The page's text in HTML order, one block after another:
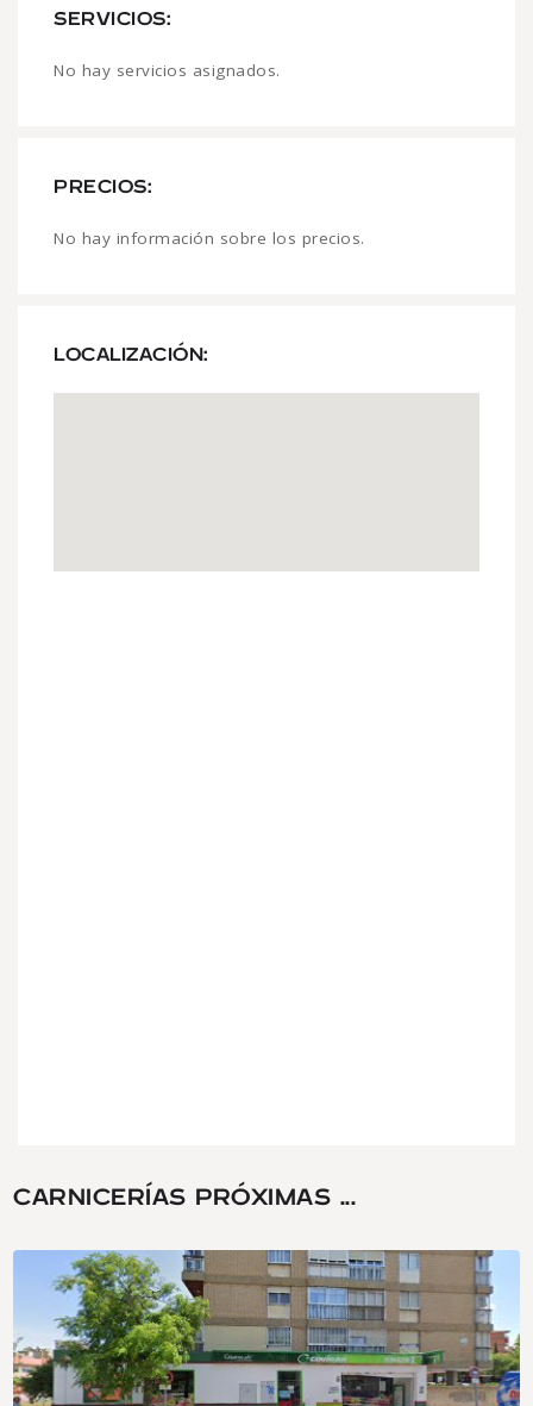
SERVICIOS:
No hay servicios asignados.
PRECIOS:
No hay información sobre los precios.
LOCALIZACIÓN:
CARNICERÍAS PRÓXIMAS ...